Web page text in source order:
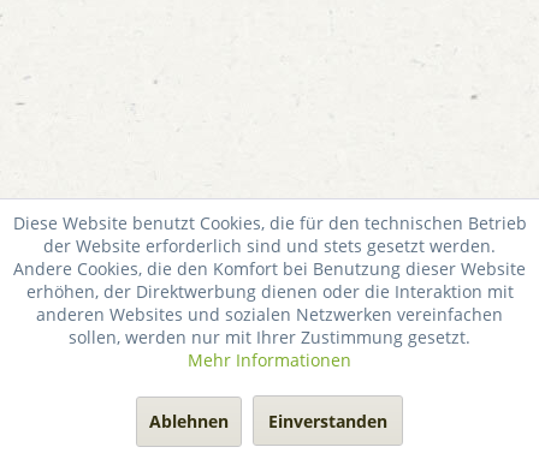
Diese Website benutzt Cookies, die für den technischen Betrieb
der Website erforderlich sind und stets gesetzt werden.
Andere Cookies, die den Komfort bei Benutzung dieser Website
erhöhen, der Direktwerbung dienen oder die Interaktion mit
anderen Websites und sozialen Netzwerken vereinfachen
sollen, werden nur mit Ihrer Zustimmung gesetzt.
Mehr Informationen
Ablehnen Einverstanden